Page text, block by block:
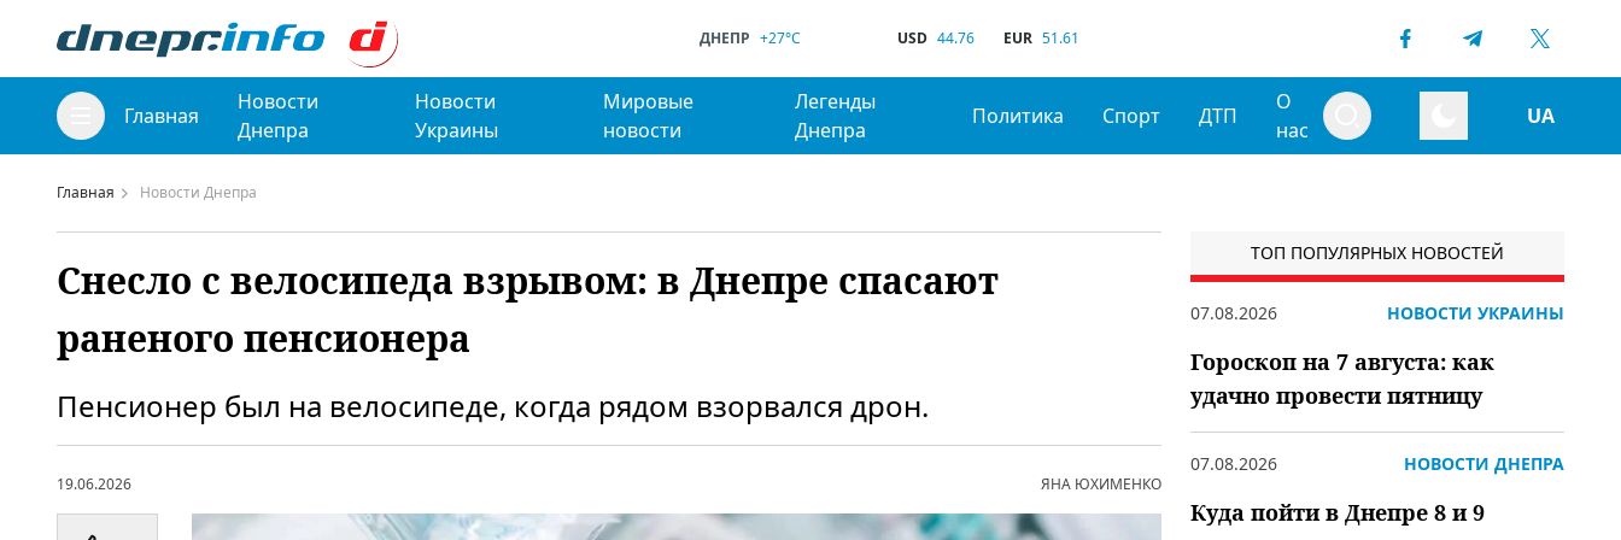
ДНЕПР +27°C USD 44.76 EUR 51.61
Главная
Новости
Днепра
Новости
Украины
Мировые
новости
Легенды
Днепра
Политика Спорт ДТП
О
нас
UA
Главная Новости Днепра
Снесло с велосипеда взрывом: в Днепре спасают
раненого пенсионера
Пенсионер был на велосипеде, когда рядом взорвался дрон.
19.06.2026 ЯНА ЮХИМЕНКО
ТОП ПОПУЛЯРНЫХ НОВОСТЕЙ
07.08.2026 НОВОСТИ УКРАИНЫ
Гороскоп на 7 августа: как
удачно провести пятницу
07.08.2026 НОВОСТИ ДНЕПРА
Куда пойти в Днепре 8 и 9